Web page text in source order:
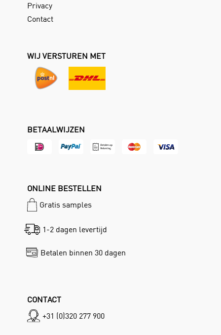
Privacy
Contact
WIJ VERSTUREN MET
BETAALWIJZEN
ONLINE BESTELLEN
Gratis samples
1-2 dagen levertijd
Betalen binnen 30 dagen
CONTACT
+31 (0)320 277 900